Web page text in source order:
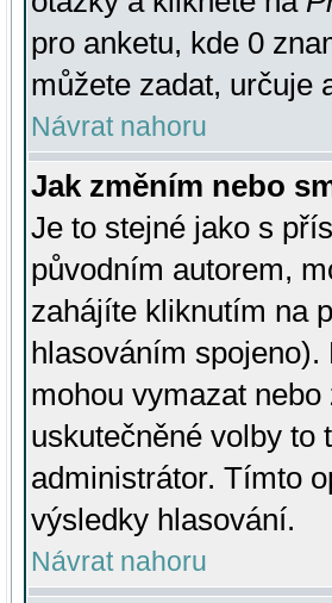
pro anketu, kde 0
můžete zadat, určuje
Návrat nahoru
Jak změním nebo
Je to stejné jako s
původním autorem,
zahájíte kliknutím na
hlasováním
mohou vymazat
uskutečněné volby to
administrátor. Tímto
výsledky hlasování.
Návrat nahoru